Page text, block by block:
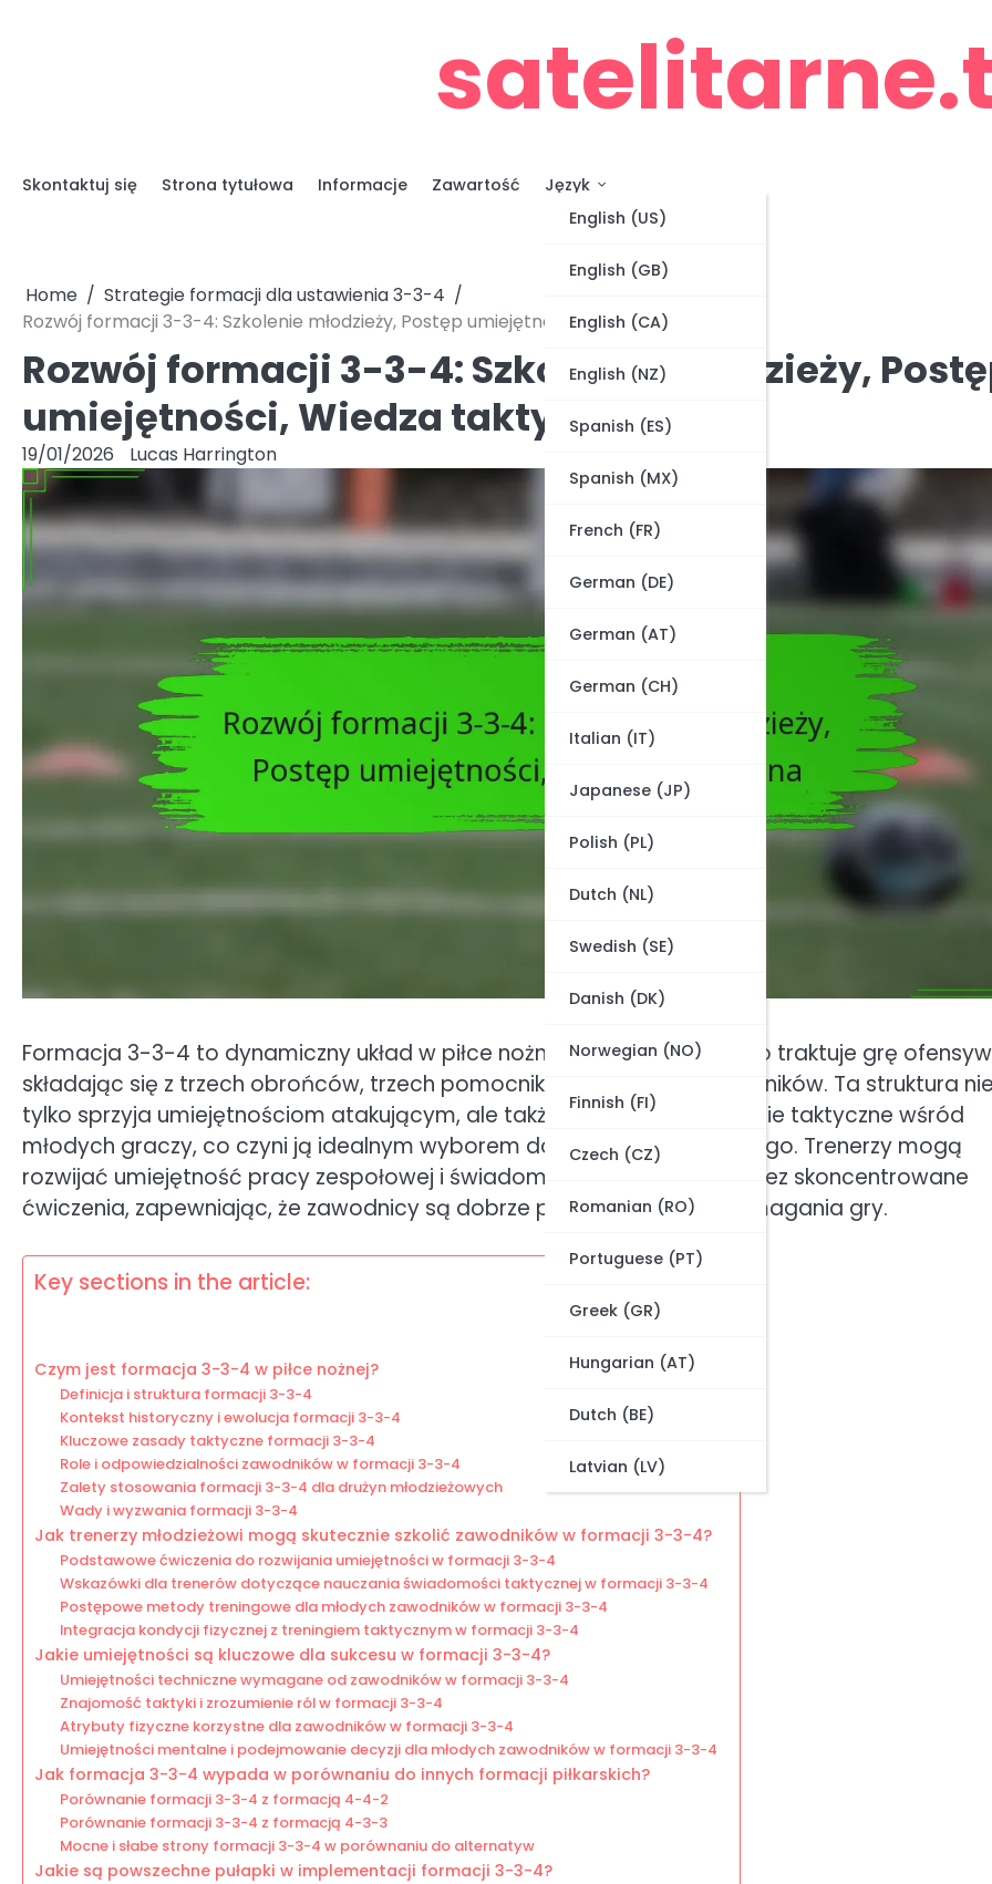
Skontaktuj się Strona tytułowa Informacje Zawartość
Język
English (US)
English (GB)
English (CA)
English (NZ)
Spanish (ES)
Spanish (MX)
French (FR)
German (DE)
German (AT)
German (CH)
Italian (IT)
Japanese (JP)
Polish (PL)
Dutch (NL)
Swedish (SE)
Danish (DK)
Norwegian (NO)
Finnish (FI)
Czech (CZ)
Romanian (RO)
Portuguese (PT)
Greek (GR)
Hungarian (AT)
Dutch (BE)
Latvian (LV)
Home
Strategie formacji dla ustawienia 3-3-4
Rozwój formacji 3-3-4: Szkolenie młodzieży, Postęp umiejętności, Wiedza taktyczna
Rozwój formacji 3-3-4: Szkolenie młodzieży,
umiejętności, Wiedza taktyczna
19/01/2026 Lucas Harrington
Formacja 3-3-4 to dynamiczny układ w piłce nożnej, który priorytetowo traktuje grę
składając się z trzech obrońców, trzech pomocników i czterech napastników. Ta struktura nie
tylko sprzyja umiejętnościom atakującym, ale także zwiększa zrozumienie taktyczne wśród
młodych graczy, co czyni ją idealnym wyborem do treningu rozwojowego. Trenerzy mogą
rozwijać umiejętność pracy zespołowej i świadomość pozycyjną poprzez skoncentrowane
ćwiczenia, zapewniając, że zawodnicy są dobrze przygotowani na wymagania gry.
Key sections in the article:
Czym jest formacja 3-3-4 w piłce nożnej?
Definicja i struktura formacji 3-3-4
Kontekst historyczny i ewolucja formacji 3-3-4
Kluczowe zasady taktyczne formacji 3-3-4
Role i odpowiedzialności zawodników w formacji 3-3-4
Zalety stosowania formacji 3-3-4 dla drużyn młodzieżowych
Wady i wyzwania formacji 3-3-4
Jak trenerzy młodzieżowi mogą skutecznie szkolić zawodników w formacji 3-3-4?
Podstawowe ćwiczenia do rozwijania umiejętności w formacji 3-3-4
Wskazówki dla trenerów dotyczące nauczania świadomości taktycznej w formacji 3-3-4
Postępowe metody treningowe dla młodych zawodników w formacji 3-3-4
Integracja kondycji fizycznej z treningiem taktycznym w formacji 3-3-4
Jakie umiejętności są kluczowe dla sukcesu w formacji 3-3-4?
Umiejętności techniczne wymagane od zawodników w formacji 3-3-4
Znajomość taktyki i zrozumienie ról w formacji 3-3-4
Atrybuty fizyczne korzystne dla zawodników w formacji 3-3-4
Umiejętności mentalne i podejmowanie decyzji dla młodych zawodników w formacji 3-3-4
Jak formacja 3-3-4 wypada w porównaniu do innych formacji piłkarskich?
Porównanie formacji 3-3-4 z formacją 4-4-2
Porównanie formacji 3-3-4 z formacją 4-3-3
Mocne i słabe strony formacji 3-3-4 w porównaniu do alternatyw
Jakie są powszechne pułapki w implementacji formacji 3-3-4?